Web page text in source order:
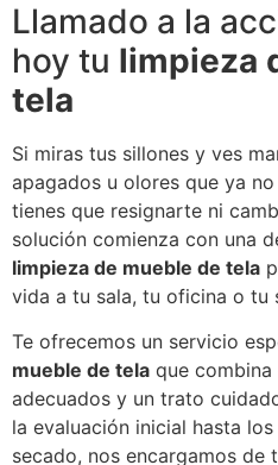
Llamado a la
hoy tu limpieza
tela
Si miras tus sillones y ves
apagados u olores que ya
tienes que resignarte ni
solución comienza con una
limpieza de mueble de tela
vida a tu sala, tu oficina o tu
Te ofrecemos un servicio
mueble de tela que
adecuados y un trato
la evaluación inicial hasta
secado, nos encargamos de